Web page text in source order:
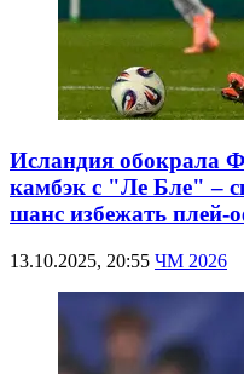
Исландия обокрала
камбэк с "Ле Бле" –
шанс избежать плей-
13.10.2025, 20:55 ЧМ 2026